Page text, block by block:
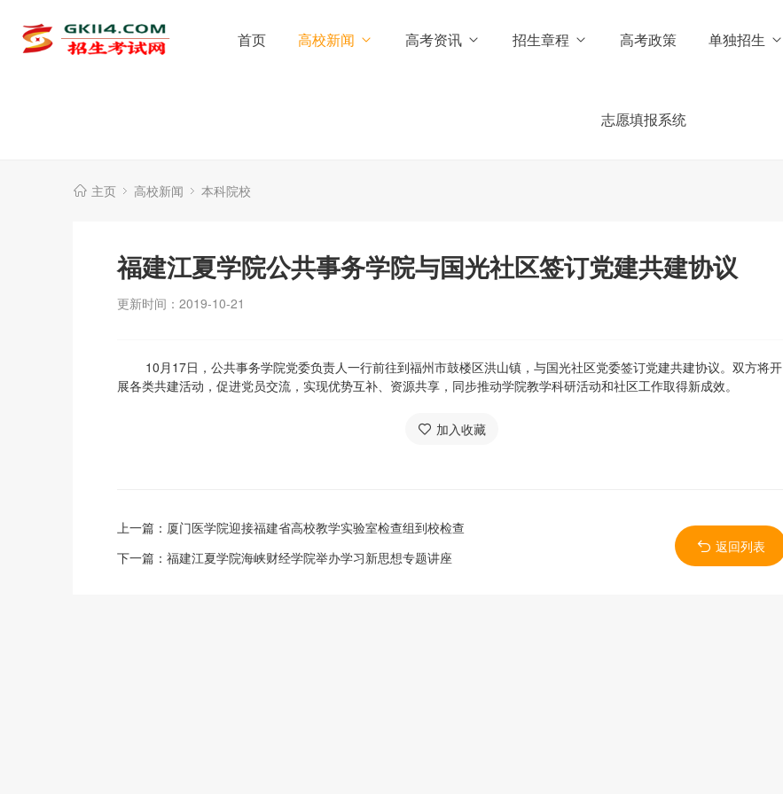
首页 高校新闻 高考资讯 招生章程 高考政策 单独招生
志愿填报系统
主页 高校新闻 本科院校
福建江夏学院公共事务学院与国光社区签订党建共建协议
更新时间：2019-10-21
10月17日，公共事务学院党委负责人一行前往到福州市鼓楼区洪山镇，与国光社区党委签订党建共建协议。双方将开
展各类共建活动，促进党员交流，实现优势互补、资源共享，同步推动学院教学科研活动和社区工作取得新成效。
加入收藏
上一篇： 厦门医学院迎接福建省高校教学实验室检查组到校检查
下一篇： 福建江夏学院海峡财经学院举办学习新思想专题讲座
返回列表